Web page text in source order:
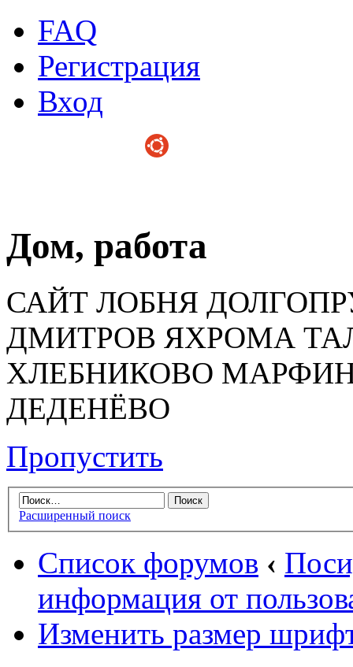
FAQ
Регистрация
Вход
Дом, работа
САЙТ ЛОБНЯ
ДМИТРОВ ЯХРОМА
ХЛЕБНИКОВО
ДЕДЕНЁВО
Пропустить
Расширенный поиск
Список форумов ‹
информация от
Изменить размер